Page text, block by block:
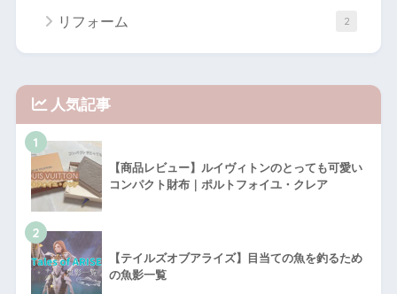
リフォーム 2
人気記事
1
【商品レビュー】ルイヴィトンのとっても可愛い
コンパクト財布｜ポルトフォイユ・クレア
2
【テイルズオブアライズ】目当ての魚を釣るため
の魚影一覧